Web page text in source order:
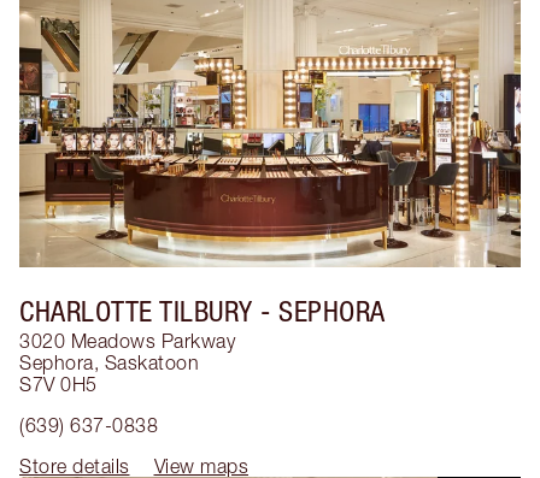
CHARLOTTE TILBURY - SEPHORA
3020 Meadows Parkway
Sephora, Saskatoon
S7V 0H5
(639) 637-0838
Store details
View maps